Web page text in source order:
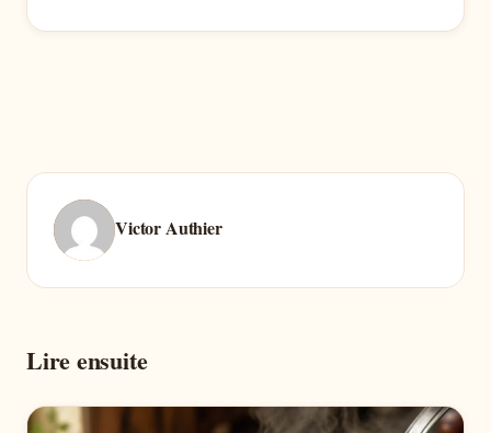
Victor Authier
Lire ensuite